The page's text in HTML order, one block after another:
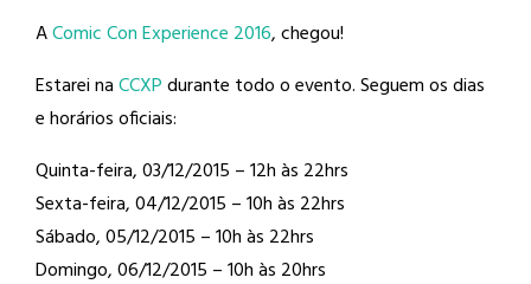
AComic Con Experience 2016, chegou!
Estarei naCCXPdurante todo o evento. Seguem os dias
e horários oficiais:
Quinta-feira, 03/12/2015 – 12h às 22hrs
Sexta-feira, 04/12/2015 – 10h às 22hrs
Sábado, 05/12/2015 – 10h às 22hrs
Domingo, 06/12/2015 – 10h às 20hrs